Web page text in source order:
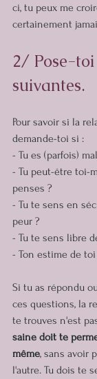
ci, tu peux me
certainement
2/ Pose-
suivantes.
Pour savoir si la
demande-toi si :
- Tu es (parfois)
- Tu peut-être toi-
penses ?
- Tu te sens en
peur ?
- Tu te sens libre
- Ton estime de
Si tu as répondu
ces questions, la
te trouves n'est
saine doit te
même, sans avoir
l'autre. Tu dois te